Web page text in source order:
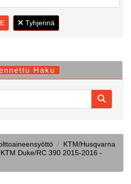
Tyhjennä
Haku
KTM/Husqvarna
Duke/RC 390 2015-2016 -